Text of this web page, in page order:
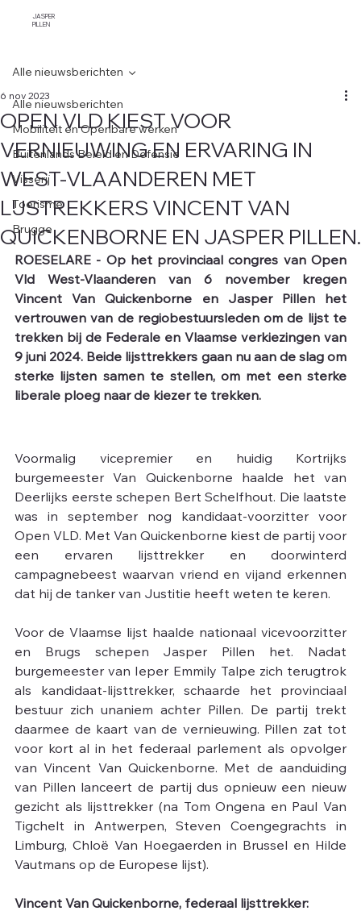
JASPER
PILLEN
Alle nieuwsberichten
Mobiliteit en Openbare werken
Buitenlands Beleid en Defensie
Visserij
Toerisme
Brugge
Alle nieuwsberichten
OPEN VLD KIEST VOOR
VERNIEUWING EN ERVARING IN
WEST-VLAANDEREN MET
LIJSTREKKERS VINCENT VAN
QUICKENBORNE EN JASPER PILLEN.
6 nov 2023
ROESELARE - Op het provinciaal congres van Open
Vld West-Vlaanderen van 6 november kregen
Vincent Van Quickenborne en Jasper Pillen het
vertrouwen van de regiobestuursleden om de lijst te
trekken bij de Federale en Vlaamse verkiezingen van
9 juni 2024. Beide lijsttrekkers gaan nu aan de slag om
sterke lijsten samen te stellen, om met een sterke
liberale ploeg naar de kiezer te trekken.
Voormalig vicepremier en huidig Kortrijks
burgemeester Van Quickenborne haalde het van
Deerlijks eerste schepen Bert Schelfhout. Die laatste
was in september nog kandidaat-voorzitter voor
Open VLD. Met Van Quickenborne kiest de partij voor
een ervaren lijsttrekker en doorwinterd
campagnebeest waarvan vriend en vijand erkennen
dat hij de tanker van Justitie heeft weten te keren.
Voor de Vlaamse lijst haalde nationaal vicevoorzitter
en Brugs schepen Jasper Pillen het. Nadat
burgemeester van Ieper Emmily Talpe zich terugtrok
als kandidaat-lijsttrekker, schaarde het provinciaal
bestuur zich unaniem achter Pillen. De partij trekt
daarmee de kaart van de vernieuwing. Pillen zat tot
voor kort al in het federaal parlement als opvolger
van Vincent Van Quickenborne. Met de aanduiding
van Pillen lanceert de partij dus opnieuw een nieuw
gezicht als lijsttrekker (na Tom Ongena en Paul Van
Tigchelt in Antwerpen, Steven Coengegrachts in
Limburg, Chloë Van Hoegaerden in Brussel en Hilde
Vautmans op de Europese lijst).
Vincent Van Quickenborne, federaal lijsttrekker: